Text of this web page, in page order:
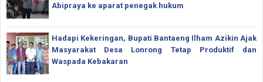
Abipraya ke aparat penegak hukum
Hadapi Kekeringan, Bupati Bantaeng Ilham Azikin Ajak
Masyarakat Desa Lonrong Tetap Produktif dan
Waspada Kebakaran